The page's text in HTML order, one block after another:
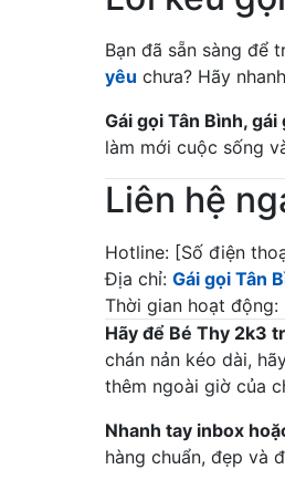
Bạn đã sẵn sàng để
yêu chưa? Hãy
Gái gọi Tân Bình, gái
làm mới cuộc sống
Liên hệ
Hotline: [Số điện
Địa chỉ: Gái gọi Tân
Thời gian hoạt động:
Hãy để Bé Thy 2k3
chán nản kéo dài,
thêm ngoài giờ của
Nhanh tay inbox
hàng chuẩn, đẹp và